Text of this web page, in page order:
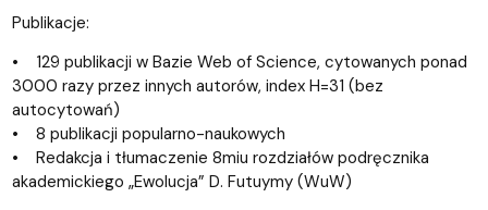
Publikacje:
• 129 publikacji w Bazie Web of Science, cytowanych ponad
3000 razy przez innych autorów, index H=31 (bez
autocytowań)
• 8 publikacji popularno-naukowych
• Redakcja i tłumaczenie 8miu rozdziałów podręcznika
akademickiego „Ewolucja” D. Futuymy (WuW)